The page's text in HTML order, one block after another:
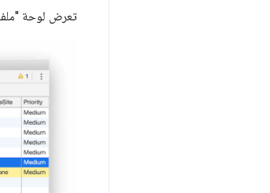
تعرض لوحة